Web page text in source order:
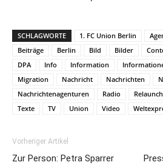
SCHLAGWORTE 1. FC Union Berlin
Beiträge
Berlin Bild Bilder
DPA
Info Information
Migration
Nachricht Nachrichten
Nachrichtenagenturen
Radio Relaunch
Texte
TV Union Video
Vorheriger Artikel
Zur Person: Petra Sparrer